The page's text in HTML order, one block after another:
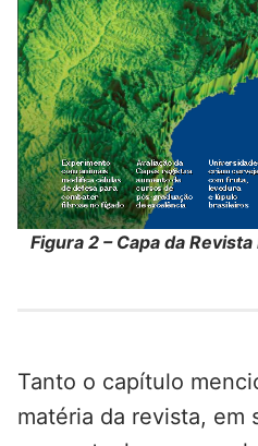
Figura 2 – Capa da
Tanto o capítulo
matéria da revista, em